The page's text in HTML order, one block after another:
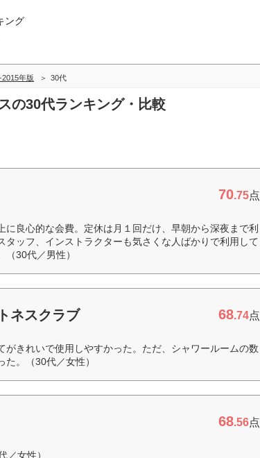
ング
2015年版 30代
の30代ランキング・比較
70.75点
良心的な会費。定休は月１回だけ、早朝から深夜まで利
タッフ、インストラクターも気さくな人ばかりで利用して
30代／男性）
ネスクラブ 68.74点
がきれいで使用しやすかった。ただ、シャワールームの数
。（30代／女性）
68.56点
／女性）